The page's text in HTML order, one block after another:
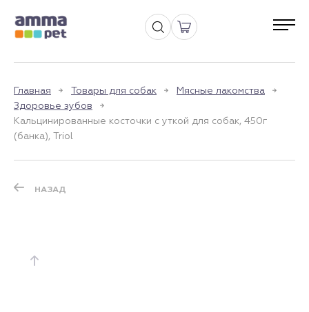
Главная Товары для собак
Мясные лакомства
Здоровье зубов
Кальцинированные косточки с уткой для собак, 450г
(банка), Triol
НАЗАД